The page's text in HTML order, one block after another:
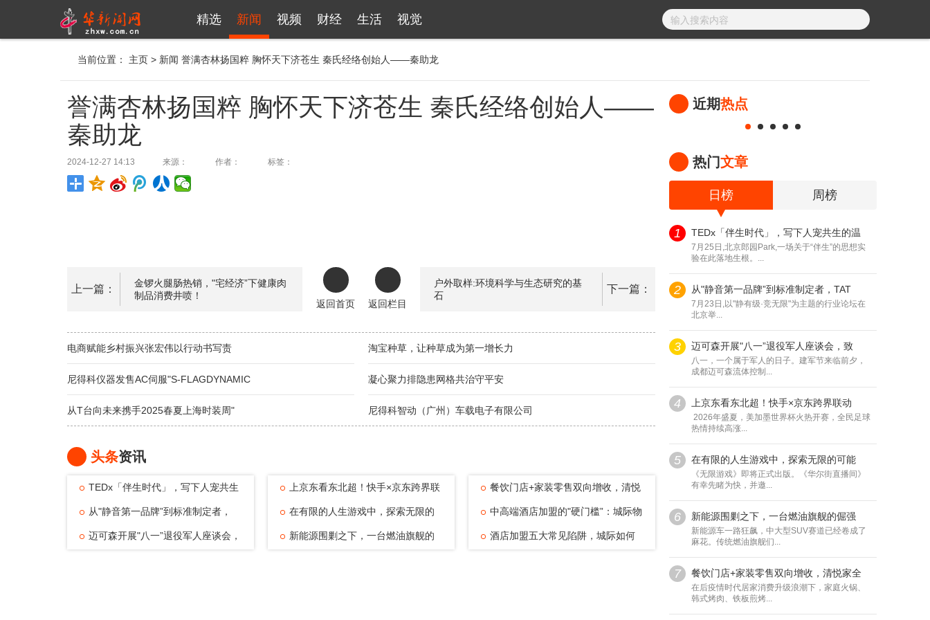
精选 新闻 视频 财经 生活 视觉
当前位置： 主页 > 新闻 誉满杏林扬国粹 胸怀天下济苍生 秦氏经络创始人——秦助龙
誉满杏林扬国粹 胸怀天下济苍生 秦氏经络创始人——
秦助龙
2024-12-27 14:13 来源： 作者： 标签：
上一篇：
金锣火腿肠热销，"宅经济”下健康肉
制品消费井喷！
返回首页 返回栏目
户外取样:环境科学与生态研究的基
石
下一篇：
电商赋能乡村振兴张宏伟以行动书写责 淘宝种草，让种草成为第一增长力
尼得科仪器发售AC伺服"S-FLAGDYNAMIC 凝心聚力排隐患网格共治守平安
从T台向未来携手2025春夏上海时装周" 尼得科智动（广州）车载电子有限公司
头条资讯
TEDx「伴生时代」，写下人宠共生
的温暖注脚
从"静音第一品牌”到标准制定者，
TATA木门四
迈可森开展"八一”退役军人座谈会，
上京东看东北超！快手×京东跨界联
动，观赛
在有限的人生游戏中，探索无限的
可能——浅
新能源围剿之下，一台燃油旗舰的
餐饮门店+家装零售双向增收，清悦
家全国合伙
中高端酒店加盟的"硬门槛”：城际物
业准入标
酒店加盟五大常见陷阱，城际如何
近期热点
热门文章
日榜 周榜
1 TEDx「伴生时代」，写下人宠共生的温
7月25日,北京郎园Park,一场关于“伴生”的思想实
验在此落地生根。...
2 从"静音第一品牌”到标准制定者，TAT
7月23日,以"静有级·竞无限"为主题的行业论坛在
北京举...
3 迈可森开展"八一”退役军人座谈会，致
八一，一个属于军人的日子。建军节来临前夕，
成都迈可森流体控制...
4 上京东看东北超！快手×京东跨界联动
2026年盛夏，美加墨世界杯火热开赛，全民足球
热情持续高涨...
5 在有限的人生游戏中，探索无限的可能
《无限游戏》即将正式出版。《华尔街直播间》
有幸先睹为快，并邀...
6 新能源围剿之下，一台燃油旗舰的倔强
新能源车一路狂飙，中大型SUV赛道已经卷成了
麻花。传统燃油旗舰们...
7 餐饮门店+家装零售双向增收，清悦家全
在后疫情时代居家消费升级浪潮下，家庭火锅、
韩式烤肉、铁板煎烤...